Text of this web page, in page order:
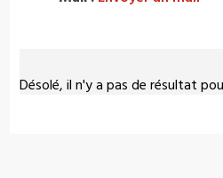
Désolé, il n'y a pas de résultat